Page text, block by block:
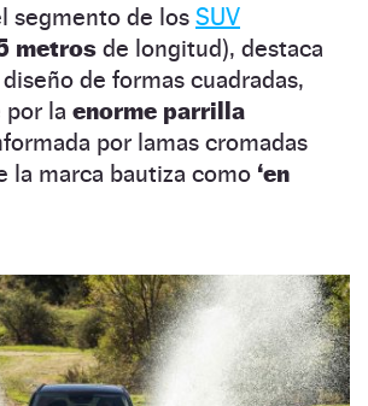
segmento de los SUV
metros de longitud), destaca
de formas cuadradas,
la enorme parrilla
por lamas cromadas
la marca bautiza como ‘en